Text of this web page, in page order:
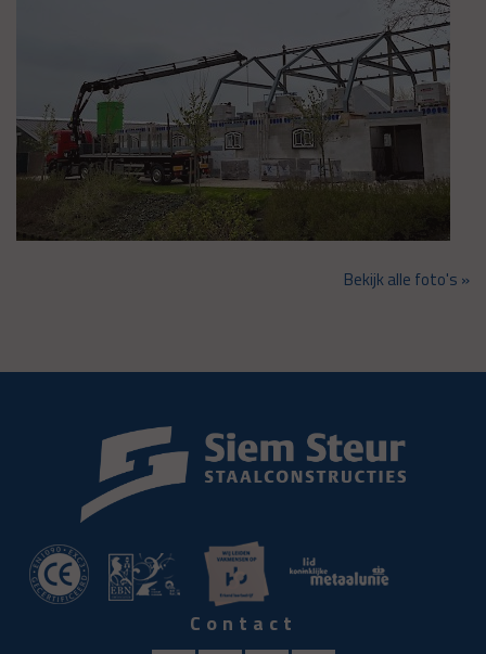
Bekijk alle foto's »
Contact